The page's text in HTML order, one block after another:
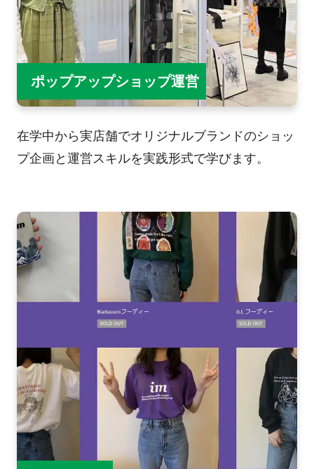
ポップアップショップ運営
在学中から実店舗でオリジナルブランドのショッ
プ企画と運営スキルを実践形式で学びます。